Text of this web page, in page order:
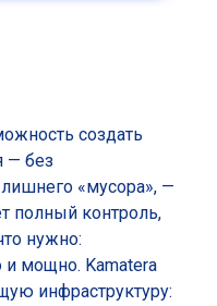
создать
— без
«мусора», —
полный контроль,
нужно:
мощно. Kamatera
инфраструктуру: